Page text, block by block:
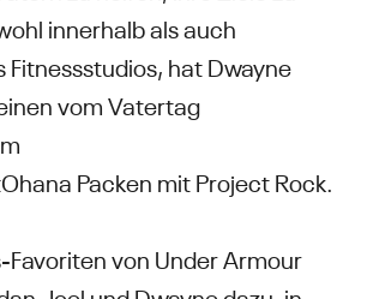
innerhalb als auch
Fitnessstudios, hat Dwayne
vom Vatertag
Packen mit Project Rock.
von Under Armour